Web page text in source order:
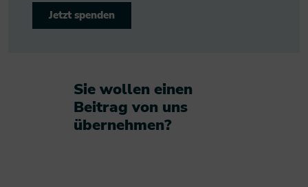
Jetzt spenden
Sie wollen einen
Beitrag von uns
übernehmen?​